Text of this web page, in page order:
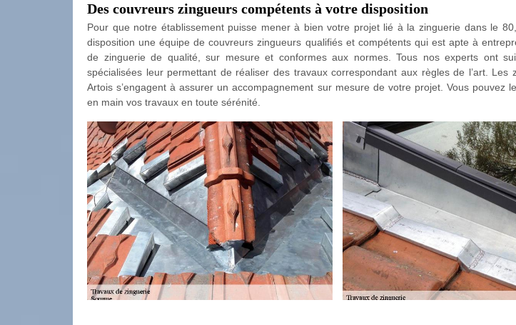
Des couvreurs zingueurs compétents à votre disposition
Pour que notre établissement puisse mener à bien votre projet lié à la zinguerie dans le
disposition une équipe de couvreurs zingueurs qualifiés et compétents qui est apte à
de zinguerie de qualité, sur mesure et conformes aux normes. Tous nos experts ont
spécialisées leur permettant de réaliser des travaux correspondant aux règles de l’art. Les
Artois s’engagent à assurer un accompagnement sur mesure de votre projet. Vous pouvez
en main vos travaux en toute sérénité.